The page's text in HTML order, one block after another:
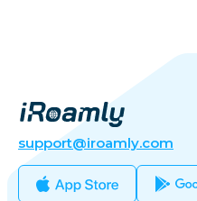
support@iroamly.com